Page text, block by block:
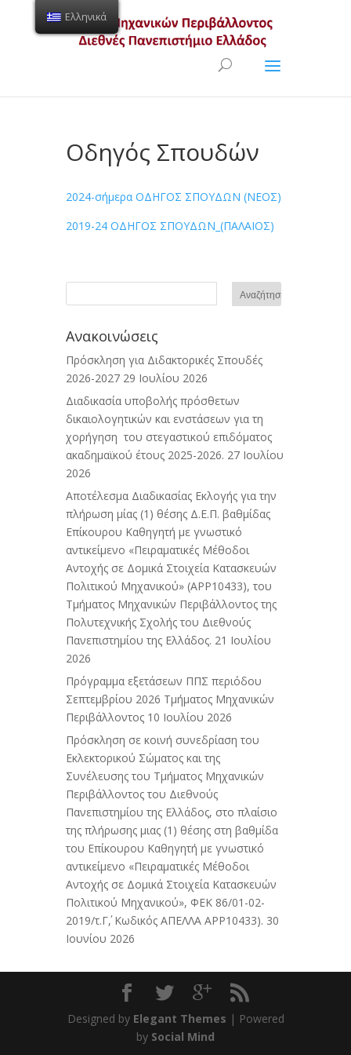
Ανοίξτε τη γραμμή εργαλείων
Οδηγός Σπουδών
2024-σήμερα ΟΔΗΓΟΣ ΣΠΟΥΔΩΝ (NEOΣ)
2019-24 ΟΔΗΓΟΣ ΣΠΟΥΔΩΝ_(ΠΑΛΑΙΟΣ)
Ανακοινώσεις
Πρόσκληση για Διδακτορικές Σπουδές
2026-2027 29 Ιουλίου 2026
Διαδικασία υποβολής πρόσθετων
δικαιολογητικών και ενστάσεων για τη
χορήγηση του στεγαστικού επιδόματος
ακαδημαϊκού έτους 2025-2026. 27 Ιουλίου
2026
Αποτέλεσμα Διαδικασίας Εκλογής για την
πλήρωση μίας (1) θέσης Δ.Ε.Π. βαθμίδας
Επίκουρου Καθηγητή με γνωστικό
αντικείμενο «Πειραματικές Μέθοδοι
Αντοχής σε Δομικά Στοιχεία Κατασκευών
Πολιτικού Μηχανικού» (APP10433), του
Τμήματος Μηχανικών Περιβάλλοντος της
Πολυτεχνικής Σχολής του Διεθνούς
Πανεπιστημίου της Ελλάδος. 21 Ιουλίου
2026
Πρόγραμμα εξετάσεων ΠΠΣ περιόδου
Σεπτεμβρίου 2026 Τμήματος Μηχανικών
Περιβάλλοντος 10 Ιουλίου 2026
Πρόσκληση σε κοινή συνεδρίαση του
Εκλεκτορικού Σώματος και της
Συνέλευσης του Τμήματος Μηχανικών
Περιβάλλοντος του Διεθνούς
Πανεπιστημίου της Ελλάδος, στο πλαίσιο
της πλήρωσης μιας (1) θέσης στη βαθμίδα
του Επίκουρου Καθηγητή με γνωστικό
αντικείμενο «Πειραματικές Μέθοδοι
Αντοχής σε Δομικά Στοιχεία Κατασκευών
Πολιτικού Μηχανικού», ΦΕΚ 86/01-02-
2019/τ.Γ΄, Κωδικός ΑΠΕΛΛΑ APP10433). 30
Ιουνίου 2026
Designed by Elegant Themes | Powered
by Social Mind
Ελληνικά